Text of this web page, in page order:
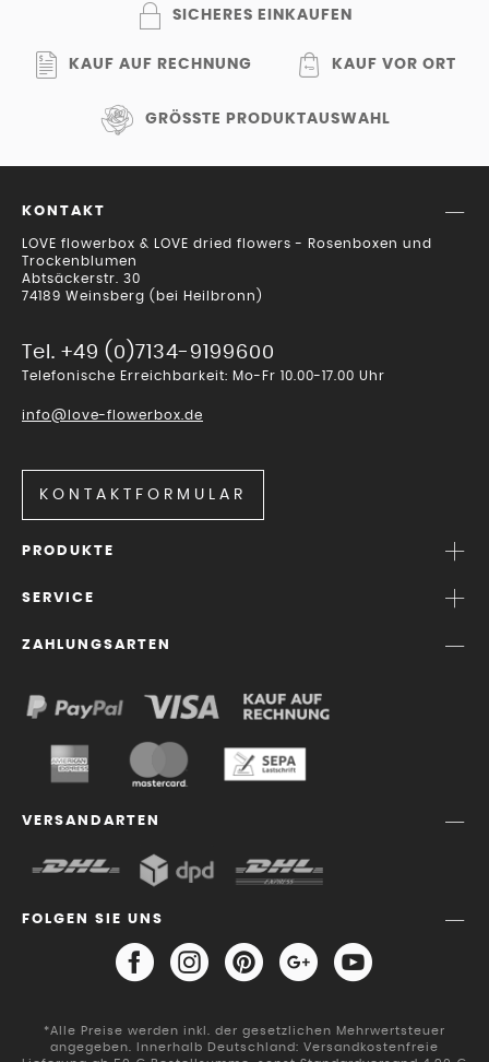
SICHERES EINKAUFEN
KAUF AUF RECHNUNG KAUF VOR ORT
GRÖSSTE PRODUKTAUSWAHL
KONTAKT
LOVE flowerbox & LOVE dried flowers - Rosenboxen und
Trockenblumen
Abtsäckerstr. 30
74189 Weinsberg (bei Heilbronn)
Tel. +49 (0)7134-9199600
Telefonische Erreichbarkeit: Mo-Fr 10.00-17.00 Uhr
info@love-flowerbox.de
KONTAKTFORMULAR
PRODUKTE
SERVICE
ZAHLUNGSARTEN
VERSANDARTEN
FOLGEN SIE UNS
*Alle Preise werden inkl. der gesetzlichen Mehrwertsteuer
angegeben. Innerhalb Deutschland: Versandkostenfreie